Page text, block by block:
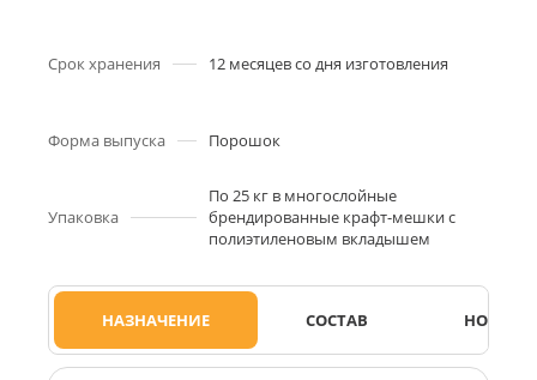
Срок хранения 12 месяцев со дня изготовления
Форма выпуска Порошок
Упаковка
По 25 кг в многослойные
брендированные крафт-мешки с
полиэтиленовым вкладышем
НАЗНАЧЕНИЕ СОСТАВ НОРМЫ